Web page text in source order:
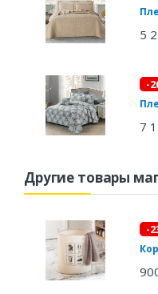
5
-
7
Другие товары
-